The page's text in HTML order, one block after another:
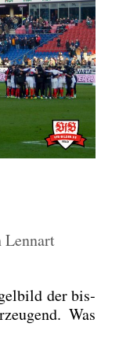
Lennart
der bis­
Was